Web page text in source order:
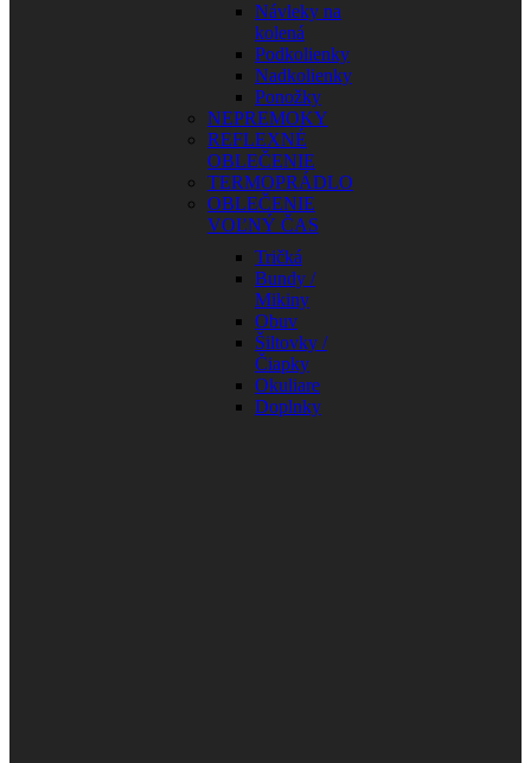
Návleky na
kolená
Podkolienky
Nadkolienky
Ponožky
NEPREMOKY
REFLEXNÉ
OBLEČENIE
TERMOPRÁDLO
OBLEČENIE
VOĽNÝ ČAS
Tričká
Bundy /
Mikiny
Obuv
Šiltovky /
Čiapky
Okuliare
Doplnky